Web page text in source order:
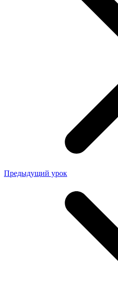
Предыдущий урок